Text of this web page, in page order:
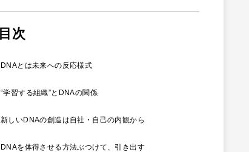
目次
DNAとは未来への反応様式
“学習する組織”とDNAの関係
新しいDNAの創造は自社・自己の内観から
DNAを体得させる方法ぶつけて、引き出す